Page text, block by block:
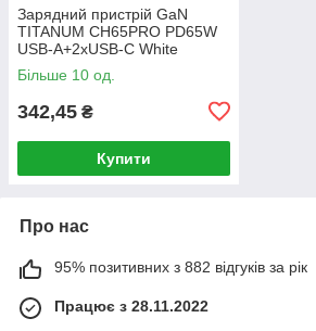
Зарядний пристрій GaN
TITANUM CH65PRO PD65W
USB-A+2xUSB-C White
(240шт/ящ)
Більше 10 од.
342,45 ₴
Купити
Про нас
95% позитивних з 882 відгуків за рік
Працює з 28.11.2022